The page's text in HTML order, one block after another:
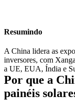
Resumindo
A China lidera as
inversores, com
a UE, EUA, Índia e
Por que a
painéis